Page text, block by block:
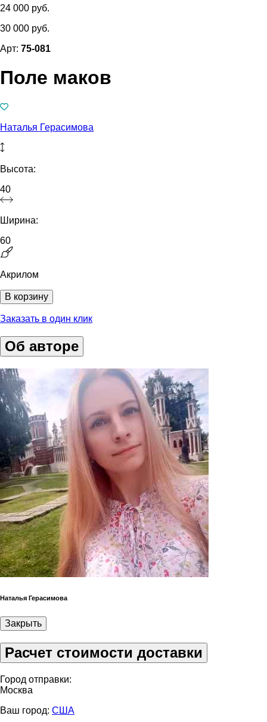
24 000 руб.
30 000 руб.
Арт: 75-081
Поле маков
Наталья Герасимова
Высота:
40
Ширина:
60
Акрилом
В корзину
Заказать в один клик
Об авторе
Наталья Герасимова
Закрыть
Расчет стоимости доставки
Город отправки:
Москва
Ваш город: США